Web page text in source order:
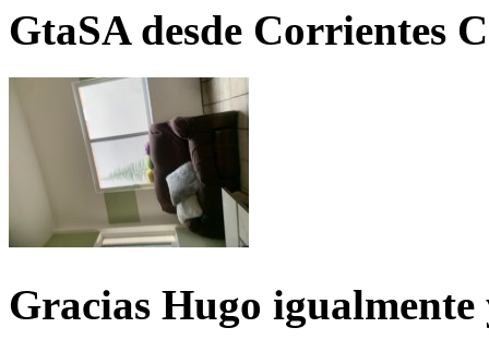
GtaSA desde Corrientes
Gracias Hugo igualmente